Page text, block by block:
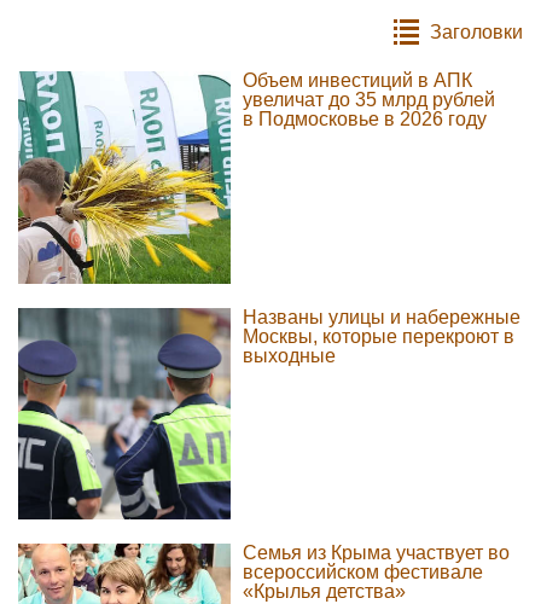
Заголовки
Объем инвестиций в АПК
увеличат до 35 млрд рублей
в Подмосковье в 2026 году
Названы улицы и набережные
Москвы, которые перекроют в
выходные
Семья из Крыма участвует во
всероссийском фестивале
«Крылья детства»